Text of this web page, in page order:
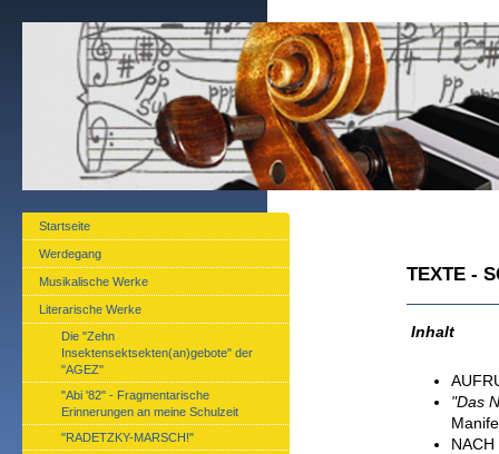
TEXTE -
Inhalt
"Das
Startseite
Werdegang
Musikalische Werke
Literarische Werke
Die "Zehn
Insektensektsekten(an)gebote" der
"AGEZ"
"Abi '82" - Fragmentarische
Erinnerungen an meine Schulzeit
"RADETZKY-MARSCH!"